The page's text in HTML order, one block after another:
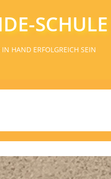
SCHULE
HAND ERFOLGREICH SEIN